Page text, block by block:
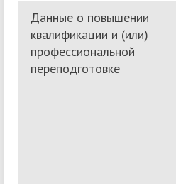
Данные о повышении
квалификации и (или)
профессиональной
переподготовке